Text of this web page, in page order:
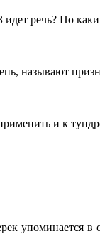
речь? По
называют
и к
упоминается